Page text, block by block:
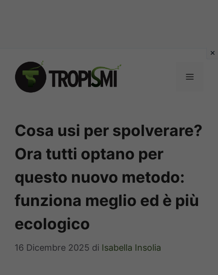
contenuto
MENU
Cosa usi per spolverare?
Ora tutti optano per
questo nuovo metodo:
funziona meglio ed è più
ecologico
16 Dicembre 2025 di Isabella Insolia